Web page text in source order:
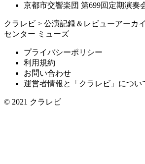
京都市交響楽団 第699回定期演奏
クラレビ > 公演記録＆レビューアーカ
センター ミューズ
プライバシーポリシー
利用規約
お問い合わせ
運営者情報と「クラレビ」につい
© 2021 クラレビ